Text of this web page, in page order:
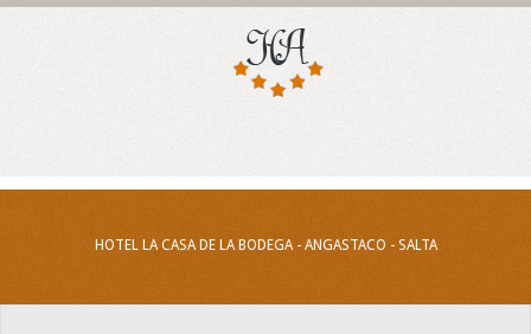
HOTEL LA CASA DE LA BODEGA - ANGASTACO - SALTA